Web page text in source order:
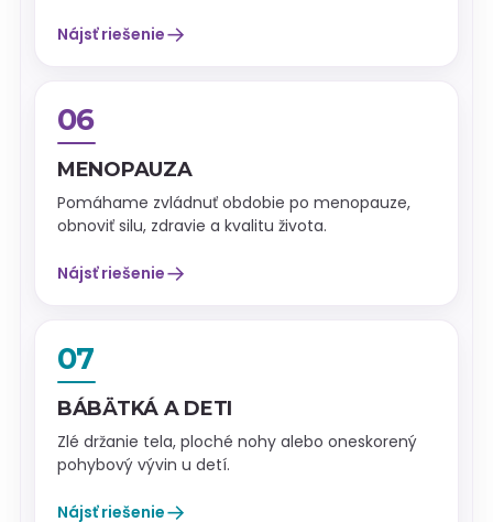
Nájsť riešenie→
06
MENOPAUZA
Pomáhame zvládnuť obdobie po menopauze,
obnoviť silu, zdravie a kvalitu života.
Nájsť riešenie→
07
BÁBÄTKÁ A DETI
Zlé držanie tela, ploché nohy alebo oneskorený
pohybový vývin u detí.
Nájsť riešenie→